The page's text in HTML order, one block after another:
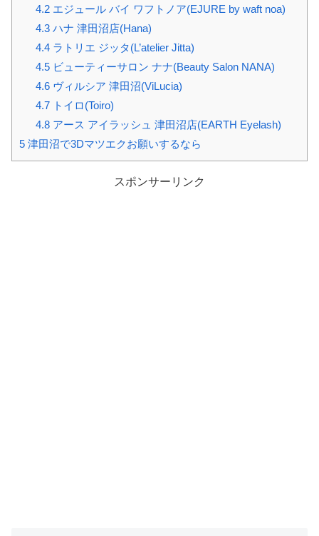
4.2エジュール バイ ワフトノア(EJURE by waft noa)
4.3ハナ 津田沼店(Hana)
4.4ラトリエ ジッタ(L’atelier Jitta)
4.5ビューティーサロン ナナ(Beauty Salon NANA)
4.6ヴィルシア 津田沼(ViLucia)
4.7トイロ(Toiro)
4.8アース アイラッシュ 津田沼店(EARTH Eyelash)
5 津田沼で3Dマツエクお願いするなら
スポンサーリンク